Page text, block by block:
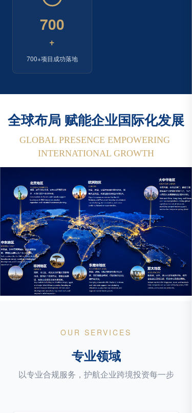
700
+
700+项目成功落地
全球布局 赋能企业国际化发展
GLOBAL PRESENCE EMPOWERING
INTERNATIONAL GROWTH
OUR SERVICES
专业领域
以专业合规服务，护航企业跨境投资每一步